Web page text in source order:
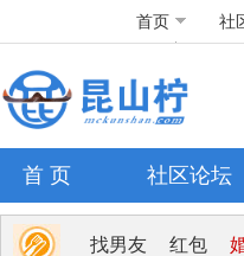
首页 社
首 页 社区论坛
找男友 红包